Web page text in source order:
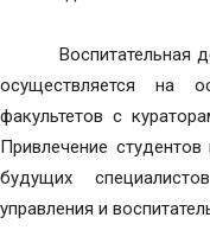
Воспитательная
осуществляется на
факультетов с
Привлечение
будущих
управления и